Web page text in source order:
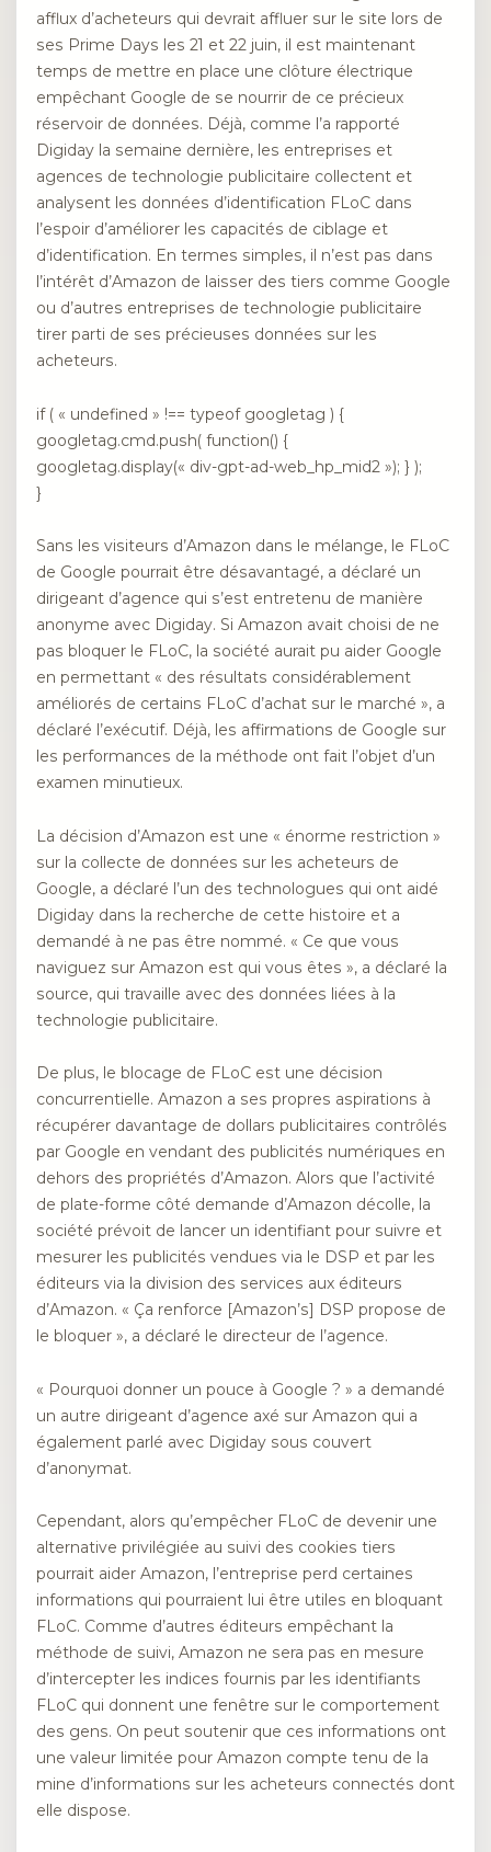
afflux d’acheteurs qui devrait affluer sur le site lors de
ses Prime Days les 21 et 22 juin, il est maintenant
temps de mettre en place une clôture électrique
empêchant Google de se nourrir de ce précieux
réservoir de données. Déjà, comme l’a rapporté
Digiday la semaine dernière, les entreprises et
agences de technologie publicitaire collectent et
analysent les données d’identification FLoC dans
l’espoir d’améliorer les capacités de ciblage et
d’identification. En termes simples, il n’est pas dans
l’intérêt d’Amazon de laisser des tiers comme Google
ou d’autres entreprises de technologie publicitaire
tirer parti de ses précieuses données sur les
acheteurs.
if ( « undefined » !== typeof googletag ) {
googletag.cmd.push( function() {
googletag.display(« div-gpt-ad-web_hp_mid2 »); } );
}
Sans les visiteurs d’Amazon dans le mélange, le FLoC
de Google pourrait être désavantagé, a déclaré un
dirigeant d’agence qui s’est entretenu de manière
anonyme avec Digiday. Si Amazon avait choisi de ne
pas bloquer le FLoC, la société aurait pu aider Google
en permettant « des résultats considérablement
améliorés de certains FLoC d’achat sur le marché », a
déclaré l’exécutif. Déjà, les affirmations de Google sur
les performances de la méthode ont fait l’objet d’un
examen minutieux.
La décision d’Amazon est une « énorme restriction »
sur la collecte de données sur les acheteurs de
Google, a déclaré l’un des technologues qui ont aidé
Digiday dans la recherche de cette histoire et a
demandé à ne pas être nommé. « Ce que vous
naviguez sur Amazon est qui vous êtes », a déclaré la
source, qui travaille avec des données liées à la
technologie publicitaire.
De plus, le blocage de FLoC est une décision
concurrentielle. Amazon a ses propres aspirations à
récupérer davantage de dollars publicitaires contrôlés
par Google en vendant des publicités numériques en
dehors des propriétés d’Amazon. Alors que l’activité
de plate-forme côté demande d’Amazon décolle, la
société prévoit de lancer un identifiant pour suivre et
mesurer les publicités vendues via le DSP et par les
éditeurs via la division des services aux éditeurs
d’Amazon. « Ça renforce [Amazon’s] DSP propose de
le bloquer », a déclaré le directeur de l’agence.
« Pourquoi donner un pouce à Google ? » a demandé
un autre dirigeant d’agence axé sur Amazon qui a
également parlé avec Digiday sous couvert
d’anonymat.
Cependant, alors qu’empêcher FLoC de devenir une
alternative privilégiée au suivi des cookies tiers
pourrait aider Amazon, l’entreprise perd certaines
informations qui pourraient lui être utiles en bloquant
FLoC. Comme d’autres éditeurs empêchant la
méthode de suivi, Amazon ne sera pas en mesure
d’intercepter les indices fournis par les identifiants
FLoC qui donnent une fenêtre sur le comportement
des gens. On peut soutenir que ces informations ont
une valeur limitée pour Amazon compte tenu de la
mine d’informations sur les acheteurs connectés dont
elle dispose.